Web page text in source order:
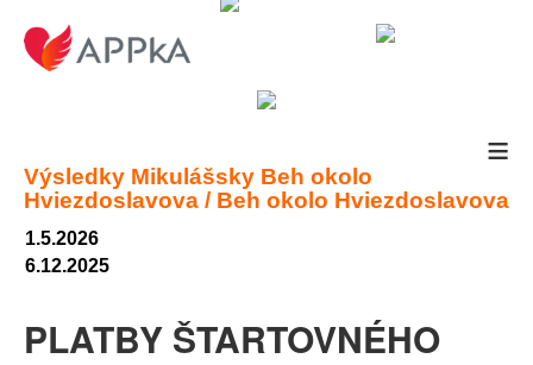
≡
Výsledky Mikulášsky Beh okolo
Hviezdoslavova / Beh okolo Hviezdoslavova
1.5.2026
6.12.2025
PLATBY ŠTARTOVNÉHO